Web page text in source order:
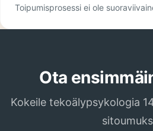
Toipumisprosessi ei ole
Ota
Kokeile tekoälypsykologia